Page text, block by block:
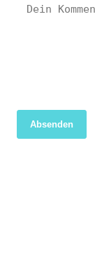
Absenden